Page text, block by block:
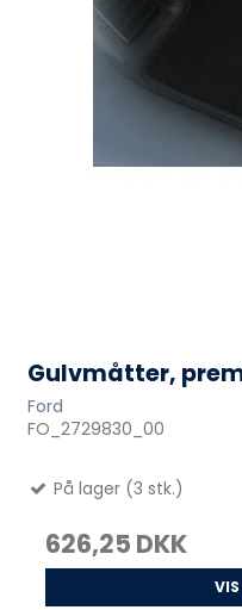
Gulvmåtter,
Ford
FO_2729830_00
På lager (3 stk.)
626,25 DKK